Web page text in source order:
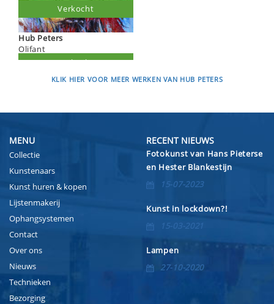
Hub Peters
Olifant
Verkocht
KLIK HIER VOOR MEER WERKEN VAN HUB PETERS
MENU
Collectie
Kunstenaars
Kunst huren & kopen
Lijstenmakerij
Ophangsystemen
Contact
Over ons
Nieuws
Technieken
Bezorging
RECENT NIEUWS
Fotokunst van Hans Pieterse
en Hester Blankestijn
15-07-2023
Kunst in lockdown?!
15-03-2021
Lampen
27-10-2020